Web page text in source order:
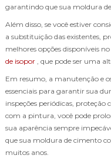
garantindo que sua moldura
Além disso, se você estiver
a substituição das existentes,
melhores opções disponíveis
de isopor , que pode ser uma
Em resumo, a manutenção e
essenciais para garantir sua
inspeções periódicas, proteção
com a pintura, você pode
sua aparência sempre
que sua moldura de cimento
muitos anos.